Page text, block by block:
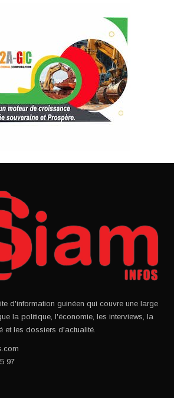
d'information guinéen qui couvre une large
la politique, l'économie, les interviews, la
et les dossiers d'actualité.
97